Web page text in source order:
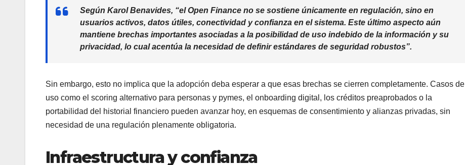
Según Karol Benavides, “el Open Finance no se sostiene únicamente en regulación, sino en
usuarios activos, datos útiles, conectividad y confianza en el sistema. Este último aspecto aún
mantiene brechas importantes asociadas a la posibilidad de uso indebido de la información y su
privacidad, lo cual acentúa la necesidad de definir estándares de seguridad robustos”.
Sin embargo, esto no implica que la adopción deba esperar a que esas brechas se cierren completamente. Casos de
uso como el scoring alternativo para personas y pymes, el onboarding digital, los créditos preaprobados o la
portabilidad del historial financiero pueden avanzar hoy, en esquemas de consentimiento y alianzas privadas, sin
necesidad de una regulación plenamente obligatoria.
Infraestructura y confianza